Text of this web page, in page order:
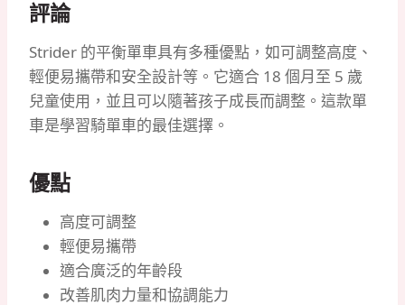
評論
Strider 的平衡單車具有多種優點，如可調整高度、
輕便易攜帶和安全設計等。它適合 18 個月至 5 歲
兒童使用，並且可以隨著孩子成長而調整。這款單
車是學習騎單車的最佳選擇。
優點
高度可調整
輕便易攜帶
適合廣泛的年齡段
改善肌肉力量和協調能力